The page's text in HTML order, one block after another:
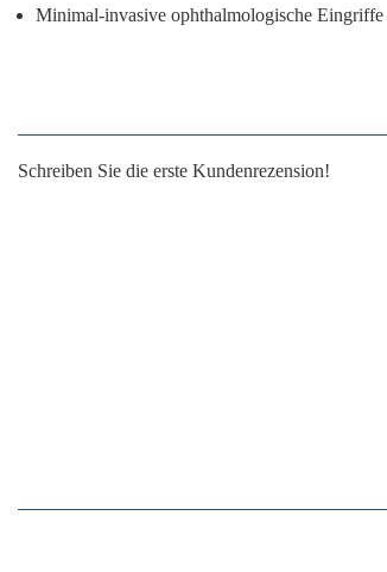
Minimal-invasive ophthalmologische Eingriffe
Schreiben Sie die erste Kundenrezension!